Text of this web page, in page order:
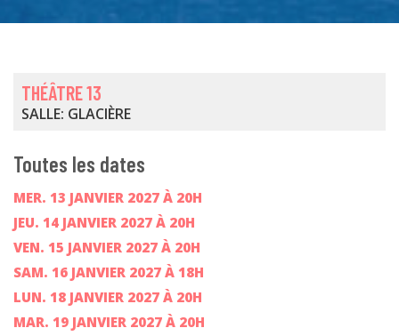
THÉÂTRE 13
SALLE: GLACIÈRE
Toutes les dates
MER. 13 JANVIER 2027 À 20H
JEU. 14 JANVIER 2027 À 20H
VEN. 15 JANVIER 2027 À 20H
SAM. 16 JANVIER 2027 À 18H
LUN. 18 JANVIER 2027 À 20H
MAR. 19 JANVIER 2027 À 20H